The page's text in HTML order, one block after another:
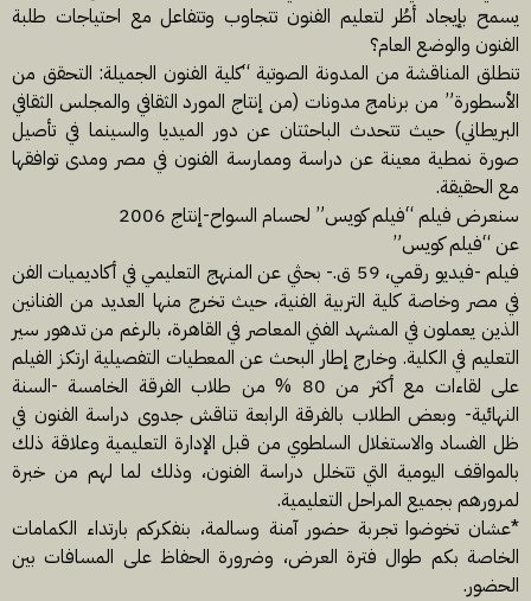
يسمح بإيجاد أطُر لتعليم الفنون تتجاوب وتتفاعل مع احتياجات طلبة
الفنون والوضع العام؟
تنطلق المناقشة من المدونة الصوتية “كلية الفنون الجميلة: التحقق من
الأسطورة” من برنامج مدونات (من إنتاج المورد الثقافي والمجلس الثقافي
البريطاني) حيث تتحدث الباحثتان عن دور الميديا والسينما في تأصيل
صورة نمطية معينة عن دراسة وممارسة الفنون في مصر ومدى توافقها
مع الحقيقة.
سنعرض فيلم “فيلم كويس” لحسام السواح-إنتاج 2006
عن “فيلم كويس”
فيلم -فيديو رقمي، 59 ق.- بحثي عن المنهج التعليمي في أكاديميات الفن
في مصر وخاصة كلية التربية الفنية، حيث تخرج منها العديد من الفنانين
الذين يعملون في المشهد الفني المعاصر في القاهرة، بالرغم من تدهور سير
التعليم في الكلية. وخارج إطار البحث عن المعطيات التفصيلية ارتكز الفيلم
على لقاءات مع أكثر من 80 % من طلاب الفرقة الخامسة -السنة
النهائية- وبعض الطلاب بالفرقة الرابعة تناقش جدوى دراسة الفنون في
ظل الفساد والاستغلال السلطوي من قبل الإدارة التعليمية وعلاقة ذلك
بالمواقف اليومية التي تتخلل دراسة الفنون، وذلك لما لهم من خبرة
لمرورهم بجميع المراحل التعليمية.
*عشان تخوضوا تجربة حضور آمنة وسالمة، بنفكركم بارتداء الكمامات
الخاصة بكم طوال فترة العرض، وضرورة الحفاظ على المسافات بين
الحضور.